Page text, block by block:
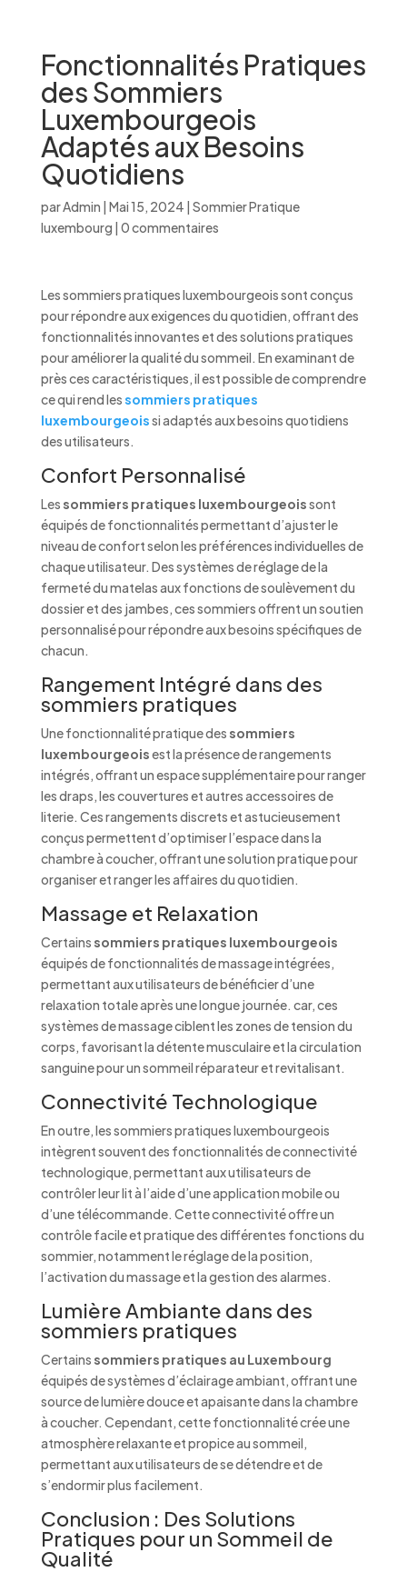
Fonctionnalités Pratiques
des Sommiers
Luxembourgeois
Adaptés aux Besoins
Quotidiens
parAdmin | Mai 15, 2024 | Sommier Pratique
luxembourg | 0 commentaires
Les sommiers pratiques luxembourgeois sont conçus
pour répondre aux exigences du quotidien, offrant des
fonctionnalités innovantes et des solutions pratiques
pour améliorer la qualité du sommeil. En examinant de
près ces caractéristiques, il est possible de comprendre
ce qui rend lessommiers pratiques
luxembourgeoissi adaptés aux besoins quotidiens
des utilisateurs.
Confort Personnalisé
Les sommiers pratiques luxembourgeoissont
équipés de fonctionnalités permettant d’ajuster le
niveau de confort selon les préférences individuelles de
chaque utilisateur. Des systèmes de réglage de la
fermeté du matelas aux fonctions de soulèvement du
dossier et des jambes, ces sommiers offrent un soutien
personnalisé pour répondre aux besoins spécifiques de
chacun.
Rangement Intégré dans des
sommiers pratiques
Une fonctionnalité pratique des sommiers
luxembourgeoisest la présence de rangements
intégrés, offrant un espace supplémentaire pour ranger
les draps, les couvertures et autres accessoires de
literie. Ces rangements discrets et astucieusement
conçus permettent d’optimiser l’espace dans la
chambre à coucher, offrant une solution pratique pour
organiser et ranger les affaires du quotidien.
Massage et Relaxation
Certains sommiers pratiques luxembourgeois
équipés de fonctionnalités de massage intégrées,
permettant aux utilisateurs de bénéficier d’une
relaxation totale après une longue journée. car, ces
systèmes de massage ciblent les zones de tension du
corps, favorisant la détente musculaire et la circulation
sanguine pour un sommeil réparateur et revitalisant.
Connectivité Technologique
En outre, les sommiers pratiques luxembourgeois
intègrent souvent des fonctionnalités de connectivité
technologique, permettant aux utilisateurs de
contrôler leur lit à l’aide d’une application mobile ou
d’une télécommande. Cette connectivité offre un
contrôle facile et pratique des différentes fonctions du
sommier, notamment le réglage de la position,
l’activation du massage et la gestion des alarmes.
Lumière Ambiante dans des
sommiers pratiques
Certains sommiers pratiques au Luxembourg
équipés de systèmes d’éclairage ambiant, offrant une
source de lumière douce et apaisante dans la chambre
à coucher. Cependant, cette fonctionnalité crée une
atmosphère relaxante et propice au sommeil,
permettant aux utilisateurs de se détendre et de
s’endormir plus facilement.
Conclusion : Des Solutions
Pratiques pour un Sommeil de
Qualité